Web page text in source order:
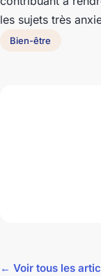
les sujets très
Bien-être
← Voir tous les